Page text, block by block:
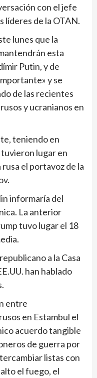
con el jefe
líderes de la OTAN.
lunes que la
esta
Putin, y de
y se
de las recientes
y ucranianos en
teniendo en
lugar en
rusa el portavoz de la
informaría del
La anterior
tuvo lugar el 18
a la Casa
han hablado
entre
en Estambul el
acuerdo tangible
de guerra por
listas con
el fuego, el